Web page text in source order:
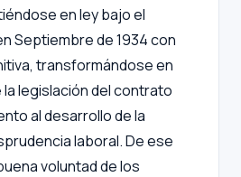
en ley bajo el
Septiembre de 1934 con
transformándose en
la legislación del contrato
al desarrollo de la
laboral. De ese
voluntad de los